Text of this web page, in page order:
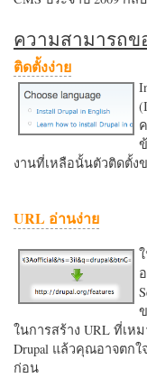
ความสามารถข
ติดตั้งง่าย
งานที่เหลือนั้นตัวติดตั้ง
URL อ่านง่าย
ในการสร้าง URL ที่เหม
Drupal แล้วคุณอาจตก
ก่อน